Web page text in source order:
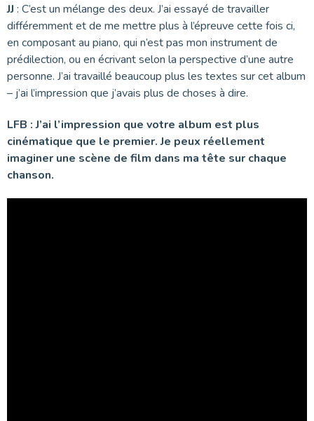
JJ : C’est un mélange des deux. J’ai essayé de travailler
différemment et de me mettre plus à l’épreuve cette fois ci,
en composant au piano, qui n’est pas mon instrument de
prédilection, ou en écrivant selon la perspective d’une autre
personne. J’ai travaillé beaucoup plus les textes sur cet album
– j’ai l’impression que j’avais plus de choses à dire.
LFB : J’ai l’impression que votre album est plus
cinématique que le premier. Je peux réellement
imaginer une scène de film dans ma tête sur chaque
chanson.